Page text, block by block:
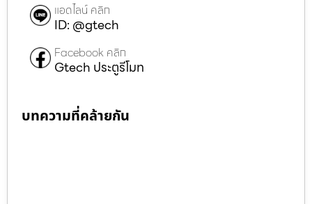
แอดไลน์ คลิก
ID: @gtech
Facebook คลิก
Gtech ประตูรีโมท
บทความที่คล้ายกัน